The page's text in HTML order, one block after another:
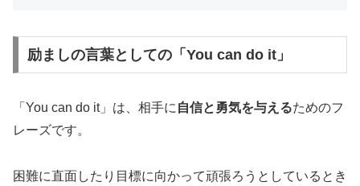
励ましの言葉としての「You can do it」
「You can do it」は、相手に 自信と勇気を与えるためのフ
レーズです。
困難に直面したり目標に向かって頑張ろうとしているとき